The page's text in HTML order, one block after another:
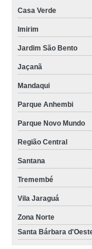
Casa Verde
Imirim
Jardim São Bento
Jaçanã
Mandaqui
Parque Anhembi
Parque Novo Mundo
Região Central
Santana
Tremembé
Vila Jaraguá
Zona Norte
Santa Bárbara